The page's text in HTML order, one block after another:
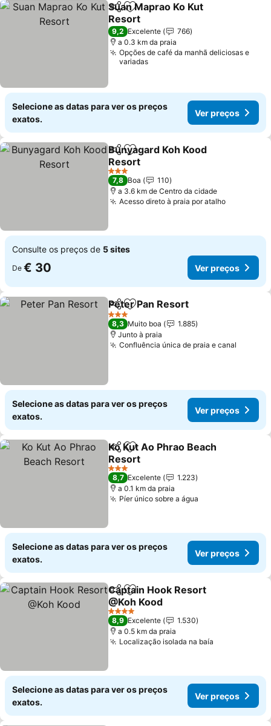
PartilharAdicionar aos favoritos
Suan Maprao Ko Kut
Resort
9,2 Excelente
766
a 0.3 km da praia
Opções de café da manhã deliciosas e
variadas
Selecione as datas para ver os preços
exatos.
Ver preços
PartilharAdicionar aos favoritos
Bunyagard Koh Kood
Resort
3 Estrelas
7,8 Boa
110
a 3.6 km de Centro da cidade
Acesso direto à praia por atalho
Consulte os preços de 5 sites
De € 30 Ver preços
PartilharAdicionar aos favoritos
Peter Pan Resort
3 Estrelas
8,3 Muito boa
1.885
Junto à praia
Confluência única de praia e canal
Selecione as datas para ver os preços
exatos.
Ver preços
PartilharAdicionar aos favoritos
Ko Kut Ao Phrao Beach
Resort
3 Estrelas
8,7 Excelente
1.223
a 0.1 km da praia
Píer único sobre a água
Selecione as datas para ver os preços
exatos.
Ver preços
PartilharAdicionar aos favoritos
Captain Hook Resort
@Koh Kood
4 Estrelas
8,9 Excelente
1.530
a 0.5 km da praia
Localização isolada na baía
Selecione as datas para ver os preços
exatos.
Ver preços